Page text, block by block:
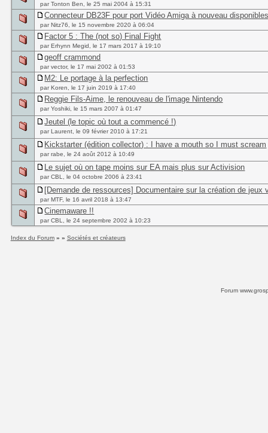
par Tonton Ben, le 25 mai 2004 à 15:31
Connecteur DB23F pour port Vidéo Amiga à nouveau
par Nitz76, le 15 novembre 2020 à 06:04
Factor 5 : The (not so) Final Fight
par Erhynn Megid, le 17 mars 2017 à 19:10
geoff crammond
par vector, le 17 mai 2002 à 01:53
M2: Le portage à la perfection
par Koren, le 17 juin 2019 à 17:40
Reggie Fils-Aime, le renouveau de l'image Nintendo
par Yoshiki, le 15 mars 2007 à 01:47
Jeutel (le topic où tout a commencé !)
par Laurent, le 09 février 2010 à 17:21
Kickstarter (édition collector) : I have a mouth so I must scream
par rabe, le 24 août 2012 à 10:49
Le sujet où on tape moins sur EA mais plus sur Activision
par CBL, le 04 octobre 2006 à 23:41
[Demande de ressources] Documentaire sur la création de jeux
par MTF, le 16 avril 2018 à 13:47
Cinemaware !!
par CBL, le 24 septembre 2002 à 10:23
Index du Forum» » Sociétés et créateurs
Forum